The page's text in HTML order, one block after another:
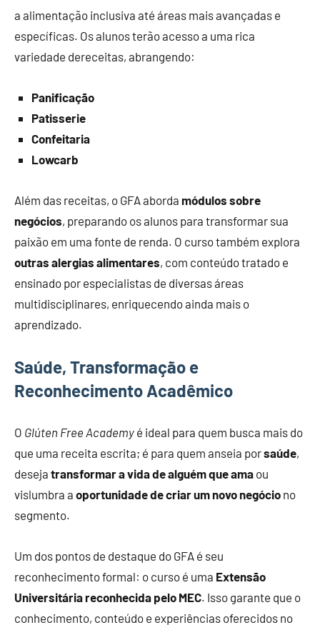
a alimentação inclusiva até áreas mais avançadas e
específicas. Os alunos terão acesso a uma rica
variedade dereceitas, abrangendo:
Panificação
Patisserie
Confeitaria
Lowcarb
Além das receitas, o GFA aborda módulos sobre
negócios, preparando os alunos para transformar sua
paixão em uma fonte de renda. O curso também explora
outras alergias alimentares, com conteúdo tratado e
ensinado por especialistas de diversas áreas
multidisciplinares, enriquecendo ainda mais o
aprendizado.
Saúde, Transformação e
Reconhecimento Acadêmico
O Glúten Free Academy é ideal para quem busca mais do
que uma receita escrita; é para quem anseia porsaúde,
deseja transformar a vida de alguém que ama ou
vislumbra a oportunidade de criar um novo negócio no
segmento.
Um dos pontos de destaque do GFA é seu
reconhecimento formal: o curso é uma Extensão
Universitária reconhecida pelo MEC. Isso garante que o
conhecimento, conteúdo e experiências oferecidos no